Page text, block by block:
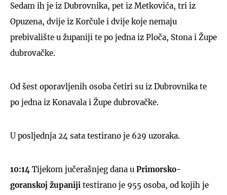
Sedam ih je iz Dubrovnika, pet iz Metkovića, tri iz
Opuzena, dvije iz Korčule i dvije koje nemaju
prebivalište u županiji te po jedna iz Ploča, Stona i Župe
dubrovačke.
Od šest oporavljenih osoba četiri su iz Dubrovnika te
po jedna iz Konavala i Župe dubrovačke.
U posljednja 24 sata testirano je 629 uzoraka.
10:14 Tijekom jučerašnjeg dana u Primorsko-
goranskoj županiji testirano je 955 osoba, od kojih je